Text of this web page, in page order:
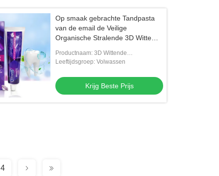
Op smaak gebrachte Tandpasta
van de email de Veilige
Organische Stralende 3D Witte
Volwassenen
Productnaam: 3D Wittende
Tandenborstel
Leeftijdsgroep: Volwassen
Krijg Beste Prijs
4